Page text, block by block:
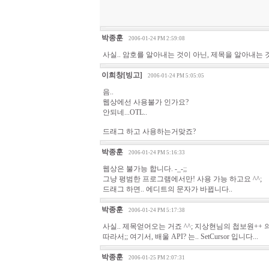
박종훈 2006-01-24 PM 2:59:08
사실.. 암호를 알아내는 것이 아닌, 제목을 알아내는
이희창[빙고] 2006-01-24 PM 5:05:05
음..
웹상에선 사용불가 인가요?
안되네...OTL..
드래그 하고 사용하는거맞죠?
박종훈 2006-01-24 PM 5:16:33
웹상은 불가능 합니다. -_-;;
그냥 평범한 프로그램에서만! 사용 가능 하고요 ^^;
드래그 하면.. 에디트의 문자가 바뀝니다..
박종훈 2006-01-24 PM 5:17:38
사실.. 제목얻어오는 거죠 ^^; 지상현님의 첩보원++
따라서;; 여기서, 배울 API? 는.. SetCursor 입니다...
박종훈 2006-01-25 PM 2:07:31